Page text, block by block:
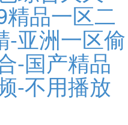
品一区二
-亚洲一区偷
-国产精品
-不用播放